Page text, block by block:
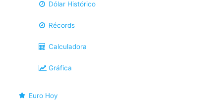
Dólar Histórico
Récords
Calculadora
Gráfica
Euro Hoy